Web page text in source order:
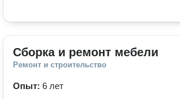
Сборка и ремонт мебели
Ремонт и строительство
Опыт: 6 лет